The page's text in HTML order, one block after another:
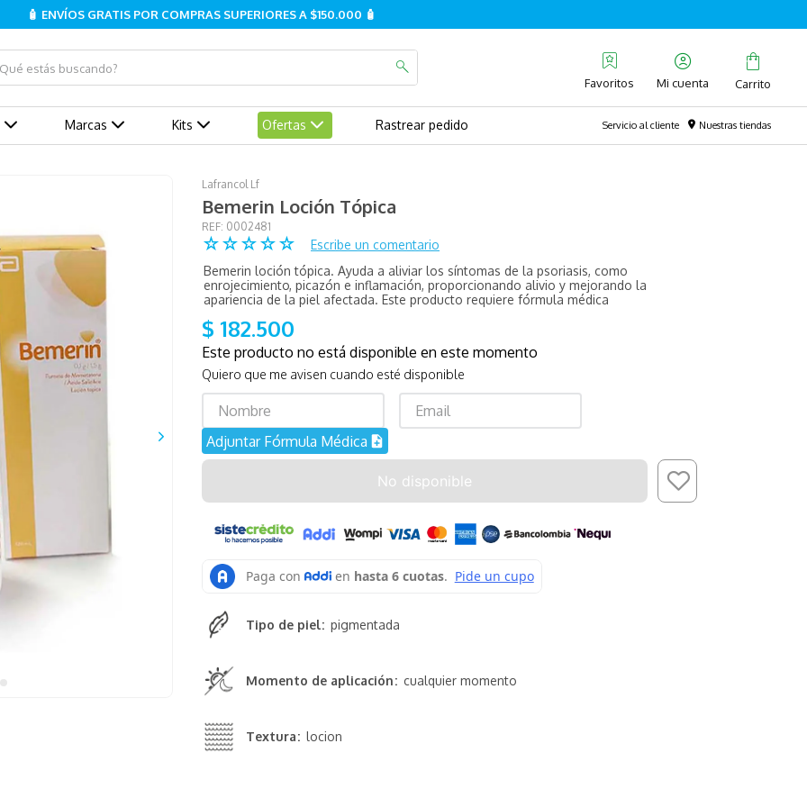
🧴 ENVÍOS GRATIS POR COMPRAS SUPERIORES A $150.000 🧴
estás buscando?
Favoritos
Marcas Kits Ofertas Rastrear pedido Servicio al cliente Nuestras tiendas
Lafrancol Lf
Bemerin Loción Tópica
: 0002481
☆☆☆☆☆
Escribe un comentario
Bemerin loción tópica. Ayuda a aliviar los síntomas de la psoriasis, como
enrojecimiento, picazón e inflamación, proporcionando alivio y mejorando la
apariencia de la piel afectada. Este producto requiere fórmula médica
$ 182.500
Este producto no está disponible en este momento
Quiero que me avisen cuando esté disponible
Adjuntar Fórmula Médica
No disponible
Tipo de piel pigmentada
Textura locion
Momento de aplicación cualquier momento